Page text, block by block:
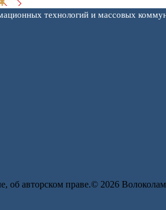
технологий и массовых
об авторском праве.© 2026